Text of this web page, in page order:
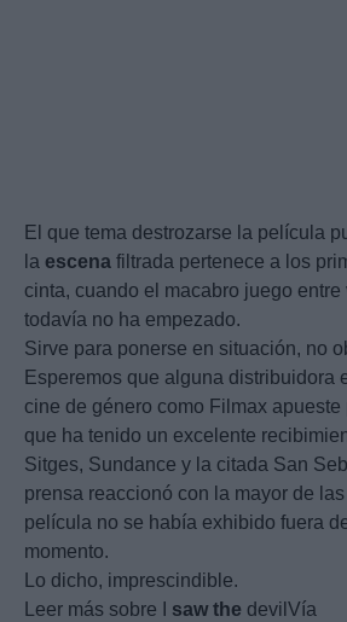
El que tema destrozarse la película
la escena filtrada pertenece a los
cinta, cuando el macabro juego
todavía no ha empezado.
Sirve para ponerse en situación, no
Esperemos que alguna distribuidora
cine de género como Filmax
que ha tenido un excelente
Sitges, Sundance y la citada San
prensa reaccionó con la mayor de
película no se había exhibido fuera
momento.
Lo dicho, imprescindible.
Leer más sobre I saw the devilVía